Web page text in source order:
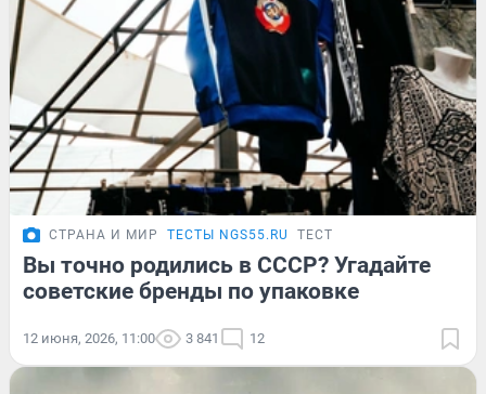
СТРАНА И МИР ТЕСТЫ NGS55.RU ТЕСТ
Вы точно родились в СССР? Угадайте
советские бренды по упаковке
12 июня, 2026, 11:00 3 841 12